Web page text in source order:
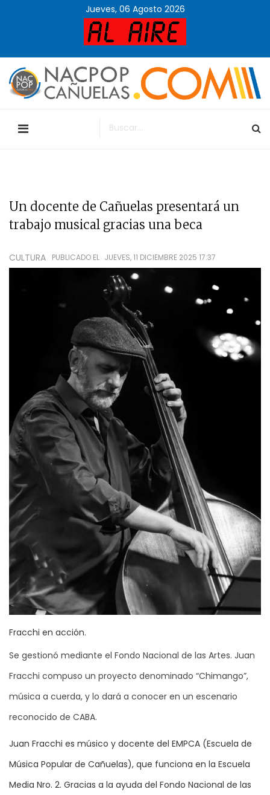
Jueves, 06 Agosto 2026
Un docente de Cañuelas presentará un
trabajo musical gracias una beca
CULTURA PUBLICADO EL JUEVES, 11 DICIEMBRE 2025 17:37
Fracchi en acción.
Se gestionó mediante el Fondo Nacional de las Artes. Juan
Fracchi compuso un proyecto denominado “Chimango”,
música a cuerda, y lo dará a conocer en un escenario
reconocido de CABA.
Juan Fracchi es músico y docente del EMPCA (Escuela de
Música Popular de Cañuelas), que funciona en la Escuela
Media Nro. 2. Gracias a la ayuda del Fondo Nacional de las